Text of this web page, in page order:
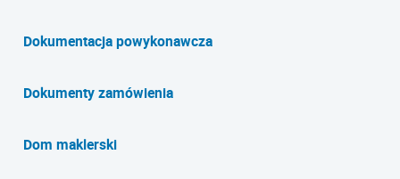
Dokumentacja powykonawcza
Dokumenty zamówienia
Dom maklerski